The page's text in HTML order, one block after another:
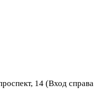
14 (Вход справа